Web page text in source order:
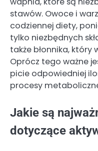
stawów. Owoce i
codziennej diety,
tylko niezbędnych
także błonnika, który
Oprócz tego ważne
picie odpowiedniej
procesy
Jakie są
dotyczące